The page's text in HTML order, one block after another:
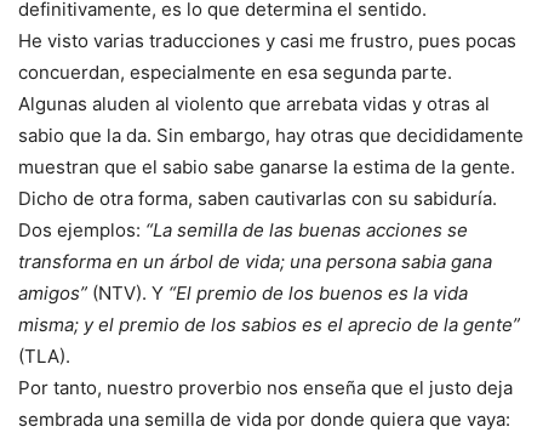
definitivamente, es lo que determina el sentido.
He visto varias traducciones y casi me frustro, pues pocas
concuerdan, especialmente en esa segunda parte.
Algunas aluden al violento que arrebata vidas y otras al
sabio que la da. Sin embargo, hay otras que decididamente
muestran que el sabio sabe ganarse la estima de la gente.
Dicho de otra forma, saben cautivarlas con su sabiduría.
Dos ejemplos: “La semilla de las buenas acciones se
transforma en un árbol de vida; una persona sabia gana
amigos” (NTV). Y “El premio de los buenos es la vida
misma; y el premio de los sabios es el aprecio de la gente”
(TLA).
Por tanto, nuestro proverbio nos enseña que el justo deja
sembrada una semilla de vida por donde quiera que vaya: